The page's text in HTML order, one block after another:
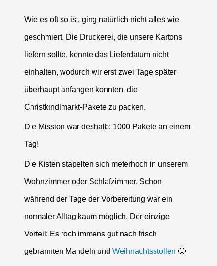
Wie es oft so ist, ging natürlich nicht alles wie
geschmiert. Die Druckerei, die unsere Kartons
liefern sollte, konnte das Lieferdatum nicht
einhalten, wodurch wir erst zwei Tage später
überhaupt anfangen konnten, die
Christkindlmarkt-Pakete zu packen.
Die Mission war deshalb: 1000 Pakete an einem
Tag!
Die Kisten stapelten sich meterhoch in unserem
Wohnzimmer oder Schlafzimmer. Schon
während der Tage der Vorbereitung war ein
normaler Alltag kaum möglich. Der einzige
Vorteil: Es roch immens gut nach frisch
gebrannten Mandeln und Weihnachtsstollen 🙂